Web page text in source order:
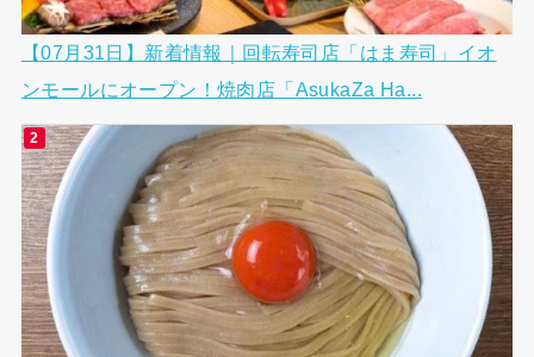
【07月31日】新着情報｜回転寿司店「はま寿司」イオ
ンモールにオープン！焼肉店「AsukaZa Ha...